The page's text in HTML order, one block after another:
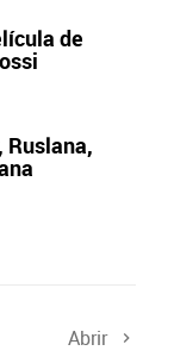
de
Ruslana,
Abrir